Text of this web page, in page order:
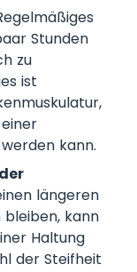
Stunden
zu
ist
kann.
längeren
bleiben, kann
Haltung
der Steifheit